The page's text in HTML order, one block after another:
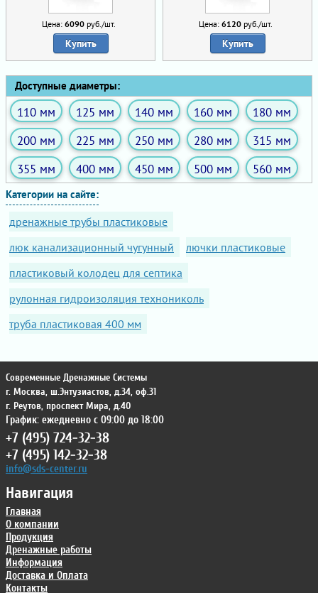
Цена: 6090 руб./шт.
Купить
Цена: 6120 руб./шт.
Купить
Доступные диаметры:
110 мм 125 мм 140 мм 160 мм
180 мм
200 мм
225 мм 250 мм 280 мм
315 мм
355 мм
400 мм 450 мм 500 мм 560 мм
Категории на сайте:
дренажные трубы пластиковые
люк канализационный чугунный
лючки пластиковые
пластиковый колодец для септика
рулонная гидроизоляция технониколь
труба пластиковая 400 мм
Навигация
Главная
О компании
Продукция
Дренажные работы
Информация
Доставка и Оплата
Контакты
Современные Дренажные Системы
г. Москва, ш.Энтузиастов, д.34, оф.31
г. Реутов, проспект Мира, д.40
График: ежедневно с 09:00 до 18:00
+7 (495) 724-32-38
+7 (495) 142-32-38
info@sds-center.ru